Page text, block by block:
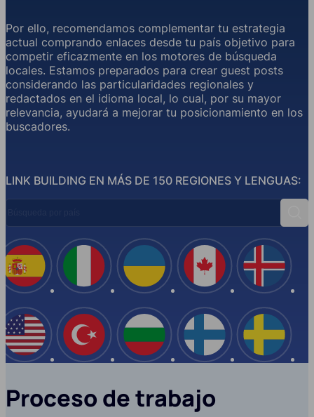
LINK BUILDING EN MÁS DE 150 REGIONES Y LENGUAS:
Por ello, recomendamos complementar tu estrategia
actual comprando enlaces desde tu país objetivo para
competir eficazmente en los motores de búsqueda
locales. Estamos preparados para crear guest posts
considerando las particularidades regionales y
redactados en el idioma local, lo cual, por su mayor
relevancia, ayudará a mejorar tu posicionamiento en los
buscadores.
España
EE.UU
Italia
Turquía
Ucrania
Bulgaria
Canadá
Finlandia Suecia
Proceso de trabajo